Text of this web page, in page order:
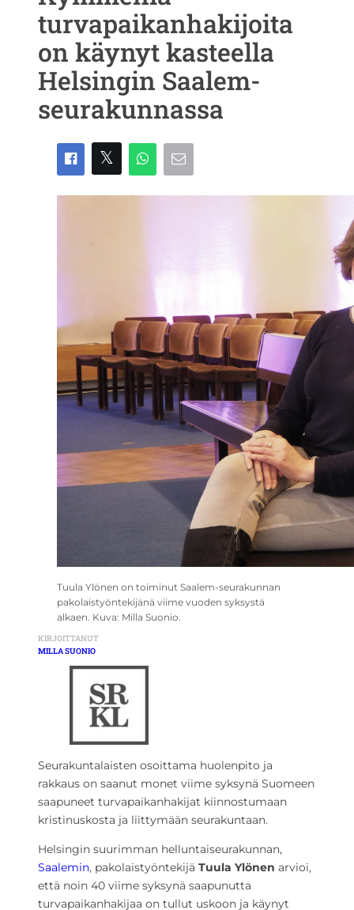
turvapaikanhakijoita
on käynyt kasteella
Helsingin Saalem-
seurakunnassa
Tuula Ylönen on toiminut Saalem-seurakunnan
pakolaistyöntekijänä viime vuoden syksystä
alkaen. Kuva: Milla Suonio.
KIRJOITTANUT
MILLA SUONIO
Seurakuntalaisten osoittama huolenpito ja
rakkaus on saanut monet viime syksynä Suomeen
saapuneet turvapaikanhakijat kiinnostumaan
kristinuskosta ja liittymään seurakuntaan.
Helsingin suurimman helluntaiseurakunnan,
Saalemin, pakolaistyöntekijä Tuula Ylönen arvioi,
että noin 40 viime syksynä saapunutta
turvapaikanhakijaa on tullut uskoon ja käynyt